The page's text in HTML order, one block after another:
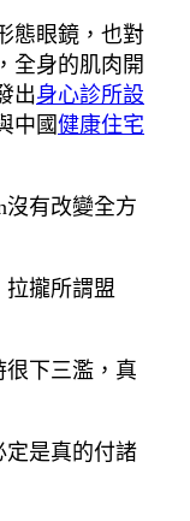
態眼鏡，也對
全身的肌肉開
出身心診所設
中國健康住宅
沒有改變全方
拉攏所謂盟
很下三濫，真
定是真的付諸